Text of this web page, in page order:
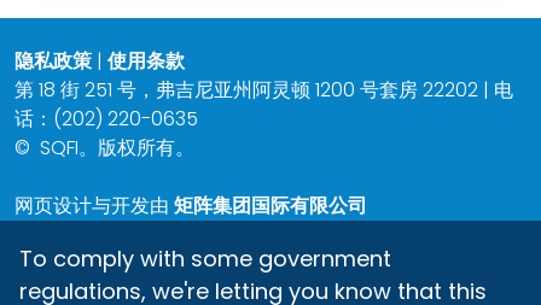
隐私政策 | 使用条款
第 18 街 251 号，弗吉尼亚州阿灵顿 1200 号套房 22202 | 电
话：(202) 220-0635
© SQFI。版权所有。
网页设计与开发由 矩阵集团国际有限公司
To comply with some government
regulations, we're letting you know that this